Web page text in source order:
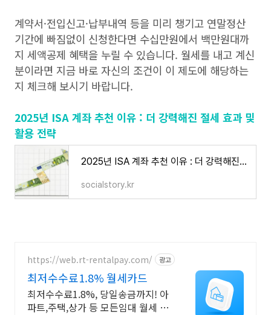
계약서·전입신고·납부내역 등을 미리 챙기고 연말정산
기간에 빠짐없이 신청한다면 수십만원에서 백만원대까
지 세액공제 혜택을 누릴 수 있습니다. 월세를 내고 계신
분이라면 지금 바로 자신의 조건이 이 제도에 해당하는
지 체크해 보시기 바랍니다.
2025년 ISA 계좌 추천 이유 : 더 강력해진 절세 효과 및
활용 전략
2025년 ISA 계좌 추천 이유 : 더 강력해진 절세 효과 및 활용 전략
socialstory.kr
https://web.rt-rentalpay.com/ 광고
최저수수료1.8% 월세카드
최저수수료1.8%, 당일송금까지! 아
파트,주택,상가 등 모든임대 월세 납